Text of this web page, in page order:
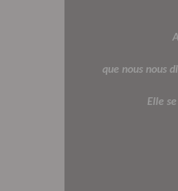
que nous nous
Elle